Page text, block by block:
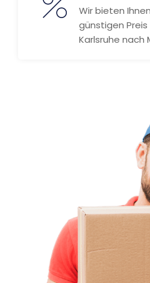
Wir bieten
günstigen
Karlsruhe nach